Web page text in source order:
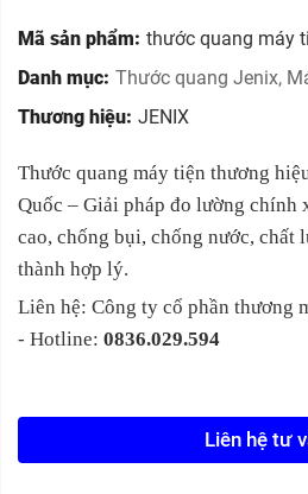
Mã sản phẩm: thước quang máy
Danh mục: Thước quang Jenix,
Thương hiệu: JENIX
Thước quang máy tiện thương
Quốc – Giải pháp đo lường chính
cao, chống bụi, chống nước,
thành hợp lý.
Liên hệ: Công ty cổ phần thương
- Hotline: 0836.029.594
Liên hệ tư